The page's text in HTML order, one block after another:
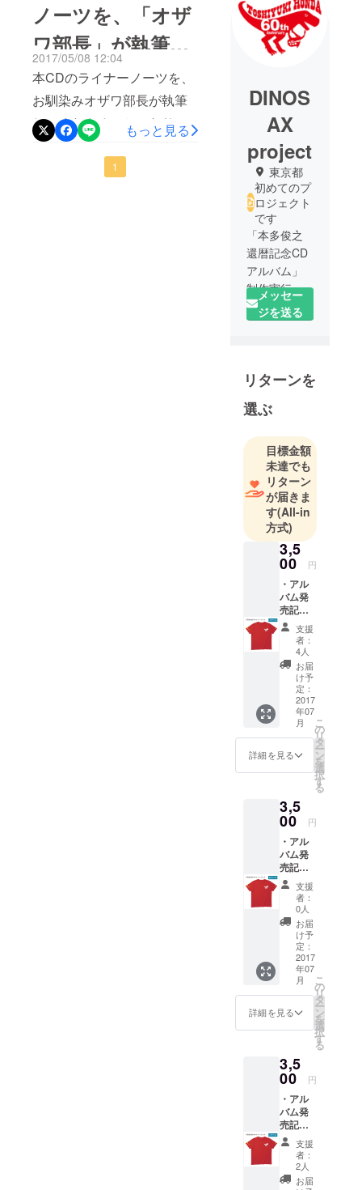
ノーツを、「オザ
ワ部長」が執筆し
てくださいます！
2017/05/08 12:04
本CDのライナーノーツを、
お馴染みオザワ部長が執筆
してくださることになりま
した！どんな風に書いてい
ただけるのか、とても楽し
もっと見る
1
DINOS
AX
project
東京都
初めてのプ
ロジェクト
です
「本多俊之
還暦記念CD
アルバム」
制作実行委
員会です。
メッセー
ジを送る
リターンを
選ぶ
目標金額
未達でも
リターン
が届きま
す(All-in
方式)
3,5
00 円
・アル
バム発
売記念T
シャツ
（Sサイ
ズ） ア
ルバム
ジャ
ケット
で、本
多俊之
氏が着
ているT
シャツ
を再現
したデ
です。
身丈：
65 身
幅：
47 身
長目
安：
160〜
168cm
支援
者：
4人
お届
け予
定：
2017
年07
月
詳細を見る
こ
の
リ
タ
ー
ン
を
選
択
す
る
3,5
00 円
・アル
バム発
売記念T
シャツ
（Mサ
イズ）
アルバ
ムジャ
ケット
で、本
多俊之
氏が着
ているT
シャツ
を再現
したデ
です。
身丈：
68 身
幅：
50 身
長目
安：
168〜
175cm
支援
者：
0人
お届
け予
定：
2017
年07
月
詳細を見る
こ
の
リ
タ
ー
ン
を
選
択
す
る
3,5
00 円
・アル
バム発
売記念T
シャツ
（Lサイ
ズ） ア
ルバム
支援
者：
2人
お届